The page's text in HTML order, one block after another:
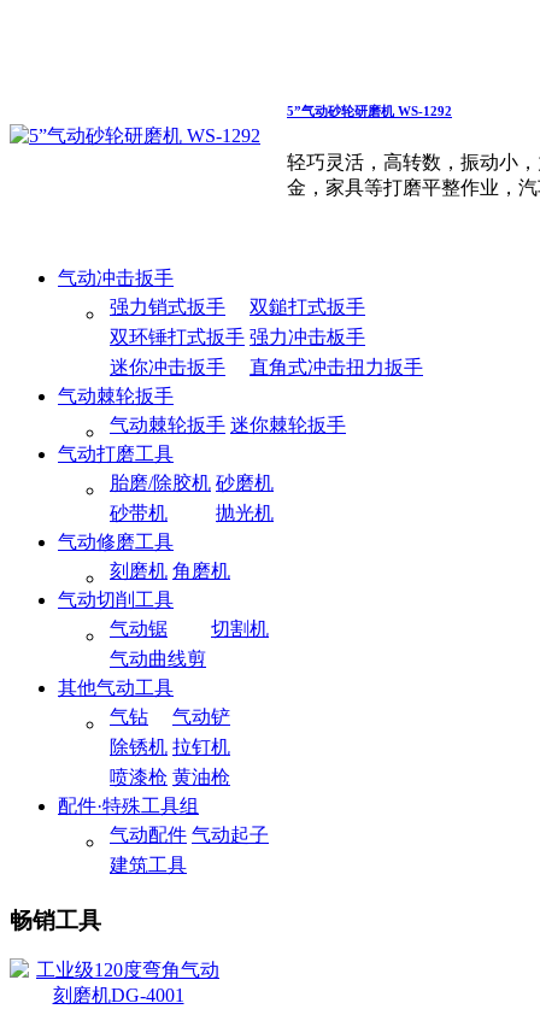
5”气动砂轮研磨机 WS-1292
轻巧灵活，高转数，振动小
金，家具等打磨平整作业，
气动冲击扳手
强力销式扳手
双鎚打式扳手
双环锤打式扳手 强力冲击板手
迷你冲击扳手
直角式冲击扭力扳手
气动棘轮扳手
气动棘轮扳手 迷你棘轮扳手
气动打磨工具
胎磨/除胶机 砂磨机
砂带机
抛光机
气动修磨工具
刻磨机 角磨机
气动切削工具
气动锯
切割机
气动曲线剪
其他气动工具
气钻
气动铲
除锈机 拉钉机
喷漆枪 黄油枪
配件·特殊工具组
气动配件 气动起子
建筑工具
畅销工具